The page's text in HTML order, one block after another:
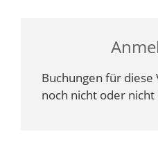
Buchungen für diese
noch nicht oder